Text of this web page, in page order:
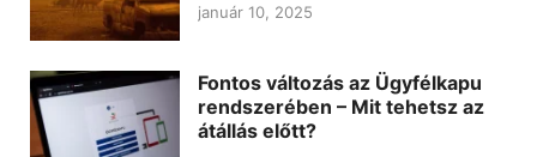
január 10, 2025
Fontos változás az Ügyfélkapu
rendszerében – Mit tehetsz az
átállás előtt?